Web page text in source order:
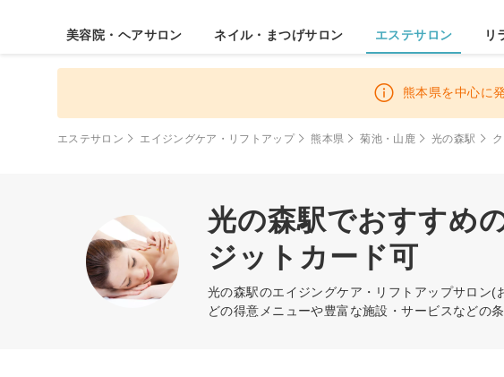
美容院・ヘアサロン ネイル・まつげサロン エステサロン リ
熊本県を中心に
エステサロン エイジングケア・リフトアップ 熊本県 菊池・山鹿 光の森駅
光の森駅でおすすめ
ジットカード可
光の森駅のエイジングケア・リフトアップサロン(
どの得意メニューや豊富な施設・サービスなどの